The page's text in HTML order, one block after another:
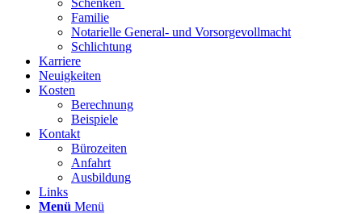
Schenken
Familie
Notarielle General- und Vorsorgevollmacht
Schlichtung
Karriere
Neuigkeiten
Kosten
Berechnung
Beispiele
Kontakt
Bürozeiten
Anfahrt
Ausbildung
Links
Menü Menü